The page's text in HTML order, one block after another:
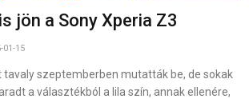
jön a Sony Xperia Z3
01-15
tavaly szeptemberben mutatták be, de sokak
a választékból a lila szín, annak ellenére,